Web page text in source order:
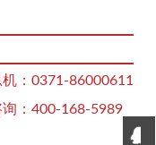
：0371-86000611
询：400-168-5989